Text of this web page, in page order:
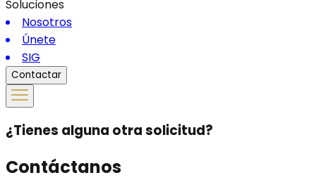
Soluciones
Nosotros
Únete
SIG
Contactar
¿Tienes alguna otra solicitud?
Contáctanos